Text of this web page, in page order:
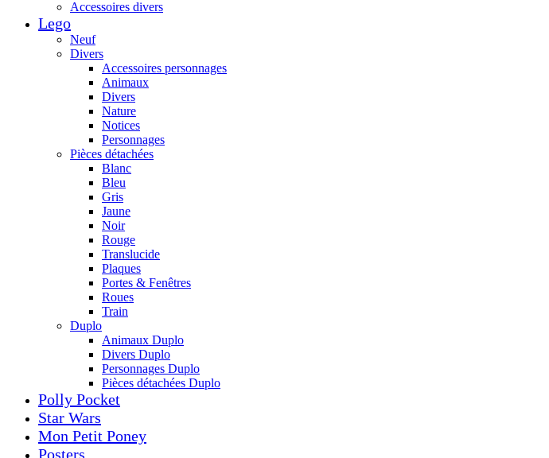
Accessoires divers
Lego
Neuf
Divers
Accessoires personnages
Animaux
Divers
Nature
Notices
Personnages
Pièces détachées
Blanc
Bleu
Gris
Jaune
Noir
Rouge
Translucide
Plaques
Portes & Fenêtres
Roues
Train
Duplo
Animaux Duplo
Divers Duplo
Personnages Duplo
Pièces détachées Duplo
Polly Pocket
Star Wars
Mon Petit Poney
Posters